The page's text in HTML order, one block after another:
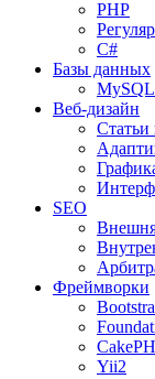
PHP
C#
Базы данных
MySQL
Веб-дизайн
Статьи
SEO
Фреймворки
Yii2